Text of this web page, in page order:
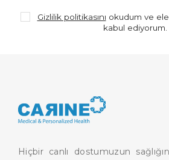
Gizlilik politikasını okudum ve
kabul ediyorum.
Hiçbir canlı dostumuzun